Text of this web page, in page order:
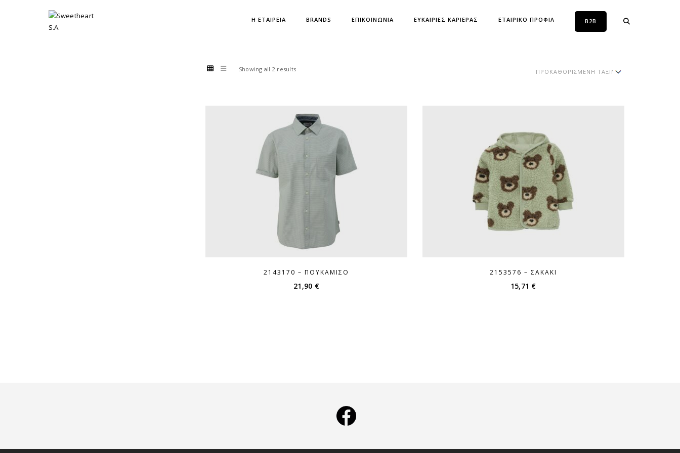
Η ΕΤΑΙΡΕΙΑ BRANDS ΕΠΙΚΟΙΝΩΝΙΑ ΕΥΚΑΙΡΙΕΣ ΚΑΡΙΕΡΑΣ ΕΤΑΙΡΙΚΟ ΠΡΟΦΙΛ B2B
Showing all 2 results
2143170 – ΠΟΥΚΆΜΙΣΟ
21,90 €
2153576 – ΣΑΚΆΚΙ
15,71 €